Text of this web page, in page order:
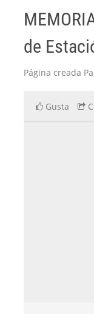
de
Página creada
Gusta